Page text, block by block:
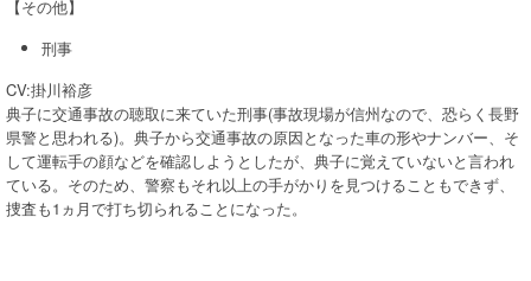
【その他】
刑事
CV:掛川裕彦
典子に交通事故の聴取に来ていた刑事(事故現場が信州なので、恐らく長野
県警と思われる)。典子から交通事故の原因となった車の形やナンバー、そ
して運転手の顔などを確認しようとしたが、典子に覚えていないと言われ
ている。そのため、警察もそれ以上の手がかりを見つけることもできず、
捜査も1ヵ月で打ち切られることになった。